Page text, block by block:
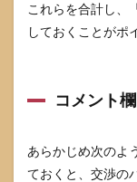
これらを合計し、
しておくことがポ
コメント
あらかじめ次のよ
ておくと、交渉の